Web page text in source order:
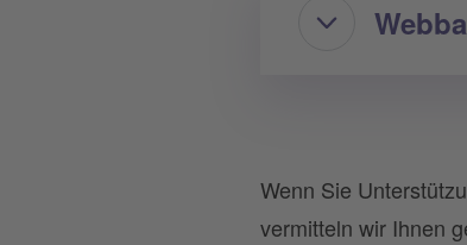
Wenn Sie
vermitteln wir Ihnen